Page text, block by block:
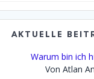
AKTUELLE
Warum bin ich
Von Atlan